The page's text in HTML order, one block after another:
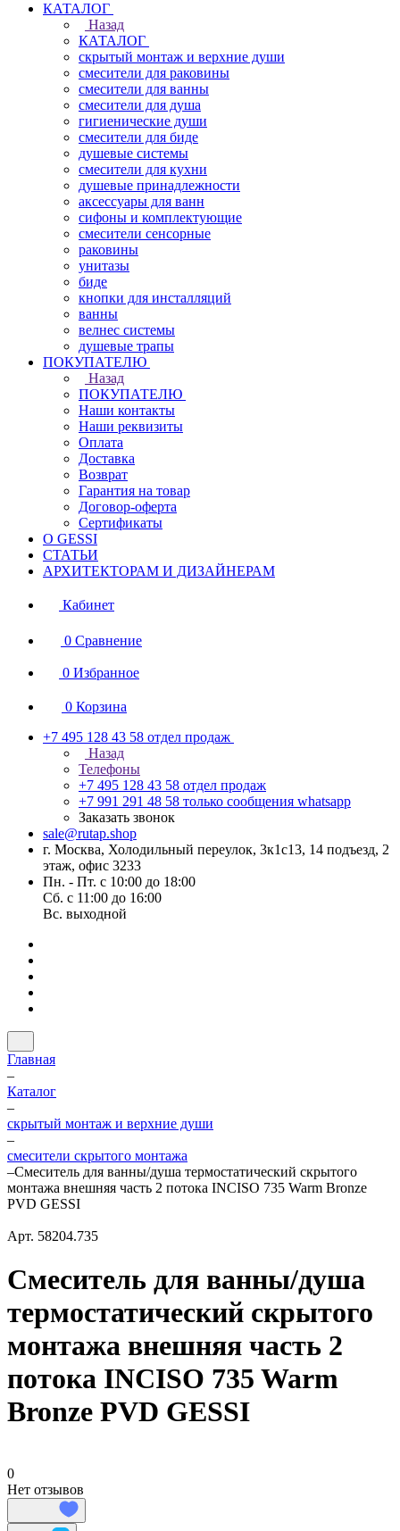
КАТАЛОГ
Назад
КАТАЛОГ
скрытый монтаж и верхние души
смесители для раковины
смесители для ванны
смесители для душа
гигиенические души
смесители для биде
душевые системы
смесители для кухни
душевые принадлежности
аксессуары для ванн
сифоны и комплектующие
смесители сенсорные
раковины
унитазы
биде
кнопки для инсталляций
ванны
велнес системы
душевые трапы
ПОКУПАТЕЛЮ
Назад
ПОКУПАТЕЛЮ
Наши контакты
Наши реквизиты
Оплата
Доставка
Возврат
Гарантия на товар
Договор-оферта
Сертификаты
О GESSI
СТАТЬИ
АРХИТЕКТОРАМ И ДИЗАЙНЕРАМ
Кабинет
0 Сравнение
0 Избранное
0 Корзина
+7 495 128 43 58 отдел продаж
Назад
Телефоны
+7 495 128 43 58 отдел продаж
+7 991 291 48 58 только сообщения whatsapp
Заказать звонок
sale@rutap.shop
г. Москва, Холодильный переулок, 3к1с13, 14 подъезд, 2
этаж, офис 3233
Пн. - Пт. с 10:00 до 18:00
Сб. с 11:00 до 16:00
Вс. выходной
Главная
–
Каталог
–
скрытый монтаж и верхние души
–
смесители скрытого монтажа
–Смеситель для ванны/душа термостатический скрытого
монтажа внешняя часть 2 потока INCISO 735 Warm Bronze
PVD GESSI
Арт. 58204.735
Смеситель для ванны/душа
термостатический скрытого
монтажа внешняя часть 2
потока INCISO 735 Warm
Bronze PVD GESSI
0
Нет отзывов